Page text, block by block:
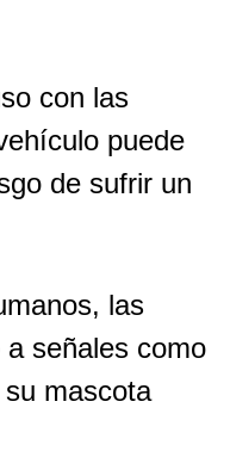
con las
puede
de sufrir un
las
señales como
mascota